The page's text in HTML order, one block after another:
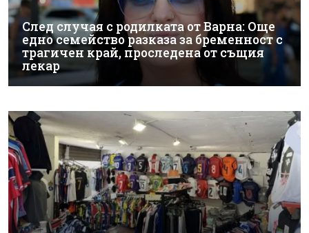
След случая с родилката от Варна: Още
едно семейство разказа за бременност с
трагичен край, проследена от същия
лекар